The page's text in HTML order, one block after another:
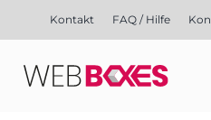
Kontakt FAQ / Hilfe